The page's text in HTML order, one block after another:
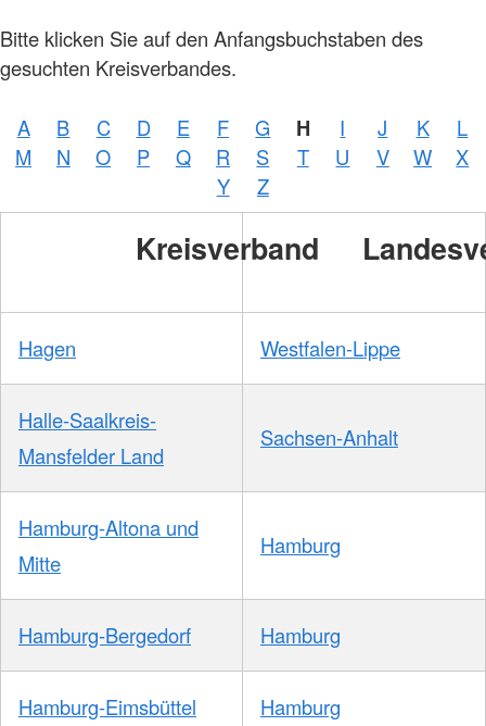
Bitte klicken Sie auf den Anfangsbuchstaben des
gesuchten Kreisverbandes.
A B C D E F G H I J K
L
M
N O P Q R S T U V W
X
Y
Z
Kreisverband
Hagen Westfalen-Lippe
Halle-Saalkreis-
Mansfelder Land
Sachsen-Anhalt
Hamburg-Altona und
Mitte
Hamburg
Hamburg-Bergedorf Hamburg
Hamburg-Eimsbüttel Hamburg